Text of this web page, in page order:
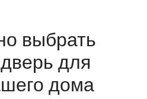
выбрать
для
дома